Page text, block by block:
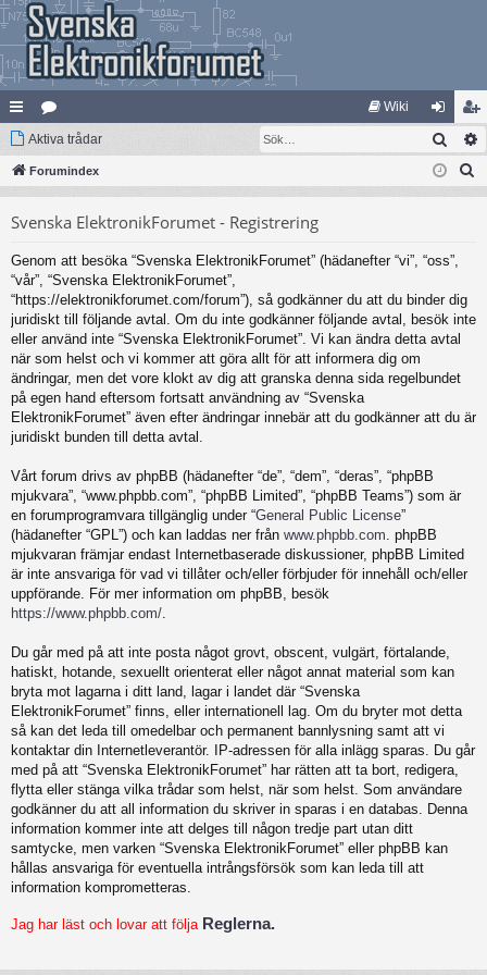
na
bb
ar
at
eg
Wiki
og
ga
li
m
Aktiva trådar Sök
Forumindex
Svenska ElektronikForumet - Registrering
Genom att besöka “Svenska ElektronikForumet” (hädanefter “vi”, “oss”,
“vår”, “Svenska ElektronikForumet”,
“https://elektronikforumet.com/forum”), så godkänner du att du binder dig
juridiskt till följande avtal. Om du inte godkänner följande avtal, besök inte
eller använd inte “Svenska ElektronikForumet”. Vi kan ändra detta avtal
när som helst och vi kommer att göra allt för att informera dig om
ändringar, men det vore klokt av dig att granska denna sida regelbundet
på egen hand eftersom fortsatt användning av “Svenska
ElektronikForumet” även efter ändringar innebär att du godkänner att du är
juridiskt bunden till detta avtal.
Vårt forum drivs av phpBB (hädanefter “de”, “dem”, “deras”, “phpBB
mjukvara”, “www.phpbb.com”, “phpBB Limited”, “phpBB Teams”) som är
en forumprogramvara tillgänglig under “General Public License”
(hädanefter “GPL”) och kan laddas ner från www.phpbb.com . phpBB
mjukvaran främjar endast Internetbaserade diskussioner, phpBB Limited
är inte ansvariga för vad vi tillåter och/eller förbjuder för innehåll och/eller
uppförande. För mer information om phpBB, besök
https://www.phpbb.com/
Du går med på att inte posta något grovt, obscent, vulgärt, förtalande,
hatiskt, hotande, sexuellt orienterat eller något annat material som kan
bryta mot lagarna i ditt land, lagar i landet där “Svenska
ElektronikForumet” finns, eller internationell lag. Om du bryter mot detta
så kan det leda till omedelbar och permanent bannlysning samt att vi
kontaktar din Internetleverantör. IP-adressen för alla inlägg sparas. Du går
med på att “Svenska ElektronikForumet” har rätten att ta bort, redigera,
flytta eller stänga vilka trådar som helst, när som helst. Som användare
godkänner du att all information du skriver in sparas i en databas. Denna
information kommer inte att delges till någon tredje part utan ditt
samtycke, men varken “Svenska ElektronikForumet” eller phpBB kan
hållas ansvariga för eventuella intrångsförsök som kan leda till att
information komprometteras.
Jag har läst och lovar att följa Reglerna.